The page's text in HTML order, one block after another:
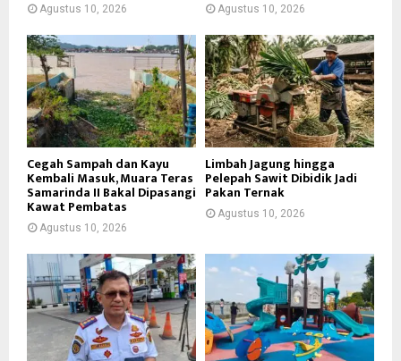
Agustus 10, 2026 Agustus 10, 2026
Cegah Sampah dan Kayu
Kembali Masuk, Muara Teras
Samarinda II Bakal Dipasangi
Kawat Pembatas
Agustus 10, 2026
Limbah Jagung hingga
Pelepah Sawit Dibidik Jadi
Pakan Ternak
Agustus 10, 2026